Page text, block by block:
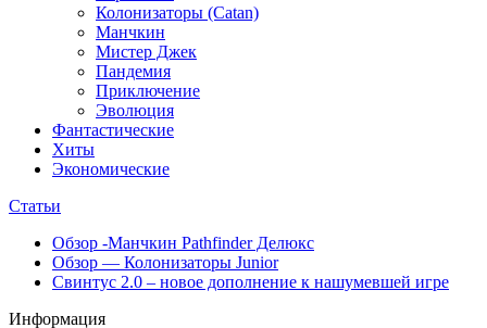
Колонизаторы (Catan)
Манчкин
Мистер Джек
Пандемия
Приключение
Эволюция
Фантастические
Хиты
Экономические
Статьи
Обзор -Манчкин Pathfinder Делюкс
Обзор — Колонизаторы Junior
Свинтус 2.0 – новое дополнение к нашумевшей игре
Информация